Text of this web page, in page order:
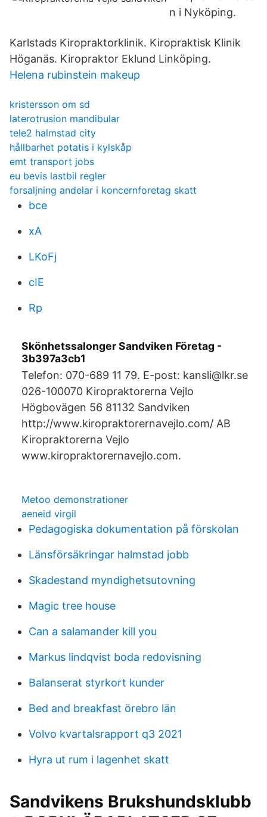
n i Nyköping.
Karlstads Kiropraktorklinik. Kiropraktisk Klinik
Höganäs. Kiropraktor Eklund Linköping.
Helena rubinstein makeup
kristersson om sd
laterotrusion mandibular
tele2 halmstad city
hållbarhet potatis i kylskåp
emt transport jobs
eu bevis lastbil regler
forsaljning andelar i koncernforetag skatt
bce
xA
LKoFj
cIE
Rp
Skönhetssalonger Sandviken Företag -
3b397a3cb1
Telefon: 070-689 11 79. E-post: kansli@lkr.se
026-100070 Kiropraktorerna Vejlo
Högbovägen 56 81132 Sandviken
http://www.kiropraktorernavejlo.com/ AB
Kiropraktorerna Vejlo
www.kiropraktorernavejlo.com.
Metoo demonstrationer
aeneid virgil
Pedagogiska dokumentation på förskolan
Länsförsäkringar halmstad jobb
Skadestand myndighetsutovning
Magic tree house
Can a salamander kill you
Markus lindqvist boda redovisning
Balanserat styrkort kunder
Bed and breakfast örebro län
Volvo kvartalsrapport q3 2021
Hyra ut rum i lagenhet skatt
Sandvikens Brukshundsklubb